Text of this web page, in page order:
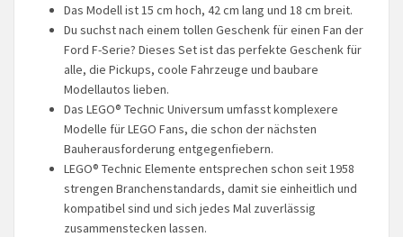
Das Modell ist 15 cm hoch, 42 cm lang und 18 cm breit.
Du suchst nach einem tollen Geschenk für einen Fan der
Ford F-Serie? Dieses Set ist das perfekte Geschenk für
alle, die Pickups, coole Fahrzeuge und baubare
Modellautos lieben.
Das LEGO® Technic Universum umfasst komplexere
Modelle für LEGO Fans, die schon der nächsten
Bauherausforderung entgegenfiebern.
LEGO® Technic Elemente entsprechen schon seit 1958
strengen Branchenstandards, damit sie einheitlich und
kompatibel sind und sich jedes Mal zuverlässig
zusammenstecken lassen.